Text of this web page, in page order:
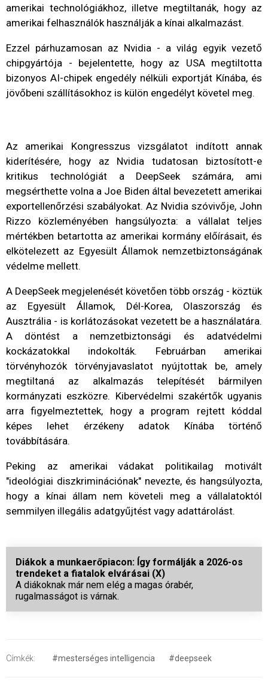
amerikai technológiákhoz, illetve megtiltanák, hogy az
amerikai felhasználók használják a kínai alkalmazást.
Ezzel párhuzamosan az Nvidia - a világ egyik vezető
chipgyártója - bejelentette, hogy az USA megtiltotta
bizonyos AI-chipek engedély nélküli exportját Kínába, és
jövőbeni szállításokhoz is külön engedélyt követel meg.
Az amerikai Kongresszus vizsgálatot indított annak
kiderítésére, hogy az Nvidia tudatosan biztosított-e
kritikus technológiát a DeepSeek számára, ami
megsérthette volna a Joe Biden által bevezetett amerikai
exportellenőrzési szabályokat. Az Nvidia szóvivője, John
Rizzo közleményében hangsúlyozta: a vállalat teljes
mértékben betartotta az amerikai kormány előírásait, és
elkötelezett az Egyesült Államok nemzetbiztonságának
védelme mellett.
A DeepSeek megjelenését követően több ország - köztük
az Egyesült Államok, Dél-Korea, Olaszország és
Ausztrália - is korlátozásokat vezetett be a használatára.
A döntést a nemzetbiztonsági és adatvédelmi
kockázatokkal indokolták. Februárban amerikai
törvényhozók törvényjavaslatot nyújtottak be, amely
megtiltaná az alkalmazás telepítését bármilyen
kormányzati eszközre. Kibervédelmi szakértők ugyanis
arra figyelmeztettek, hogy a program rejtett kóddal
képes lehet érzékeny adatok Kínába történő
továbbítására.
Peking az amerikai vádakat politikailag motivált
"ideológiai diszkriminációnak" nevezte, és hangsúlyozta,
hogy a kínai állam nem követeli meg a vállalatoktól
semmilyen illegális adatgyűjtést vagy adattárolást.
Diákok a munkaerőpiacon: Így formálják a 2026-os
trendeket a fiatalok elvárásai (X)
A diákoknak már nem elég a magas órabér,
rugalmasságot is várnak.
Címkék: #mesterséges intelligencia #deepseek